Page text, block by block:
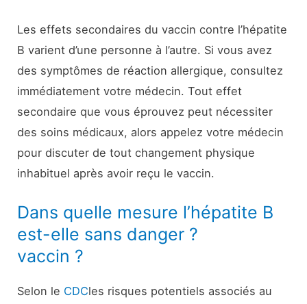
Les effets secondaires du vaccin contre l’hépatite
B varient d’une personne à l’autre. Si vous avez
des symptômes de réaction allergique, consultez
immédiatement votre médecin. Tout effet
secondaire que vous éprouvez peut nécessiter
des soins médicaux, alors appelez votre médecin
pour discuter de tout changement physique
inhabituel après avoir reçu le vaccin.
Dans quelle mesure l’hépatite B
est-elle sans danger ?
vaccin ?
Selon le CDCles risques potentiels associés au